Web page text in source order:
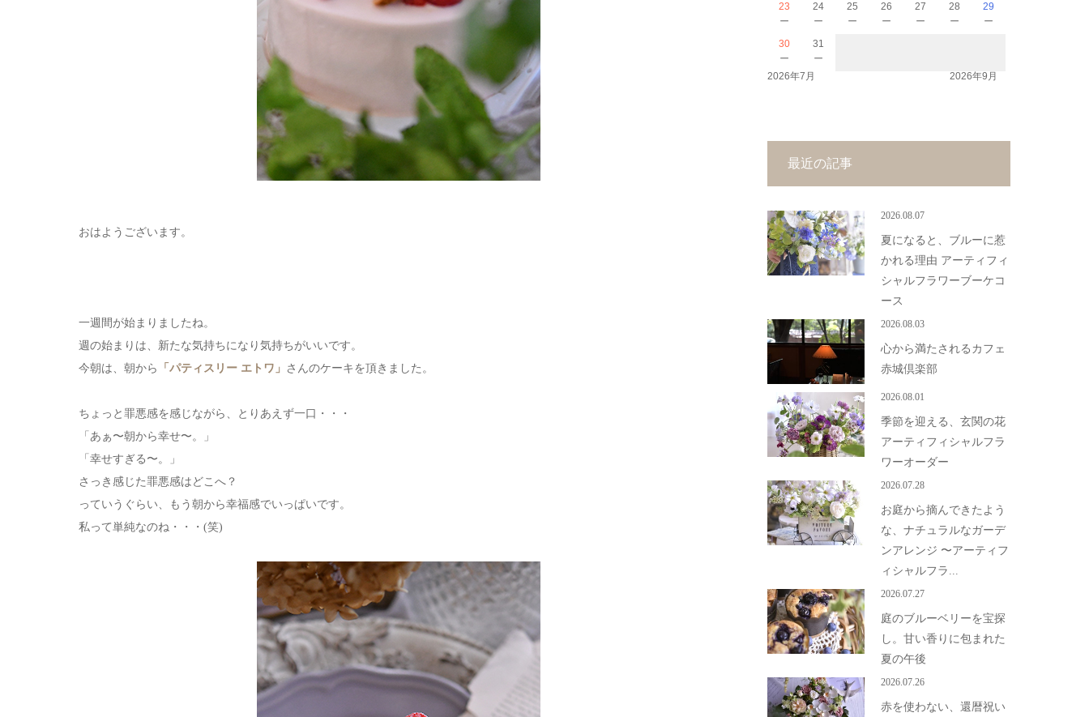
おはようございます。
一週間が始まりましたね。
週の始まりは、新たな気持ちになり気持ちがいいです。
今朝は、朝から
「パティスリー エトワ」 さんのケーキを頂きました。
ちょっと罪悪感を感じながら、とりあえず一口・・・
「あぁ〜朝から幸せ〜。」
「幸せすぎる〜。」
さっき感じた罪悪感はどこへ？
っていうぐらい、もう朝から幸福感でいっぱいです。
私って単純なのね・・・(笑)
23
－
24
－
25
－
26
－
27
－
28
－
29
－
30
－
31
－
2026年7月 2026年9月
最近の記事
2026.08.07
夏になると、ブルーに惹
かれる理由 アーティフィ
シャルフラワーブーケコ
ース
2026.08.03
心から満たされるカフェ
赤城倶楽部
2026.08.01
季節を迎える、玄関の花
アーティフィシャルフラ
ワーオーダー
2026.07.28
お庭から摘んできたよう
な、ナチュラルなガーデ
ンアレンジ 〜アーティフ
ィシャルフラ...
2026.07.27
庭のブルーベリーを宝探
し。甘い香りに包まれた
夏の午後
2026.07.26
赤を使わない、還暦祝い